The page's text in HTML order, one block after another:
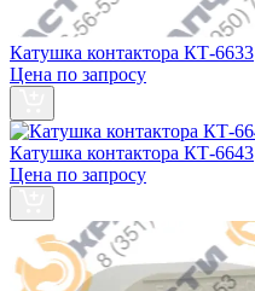
Катушка контактора КТ-6633
Цена по запросу
Катушка контактора КТ-6643
Цена по запросу